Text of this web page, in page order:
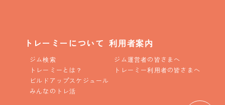
トレーミーについて
ジム検索
トレーミーとは？
ビルドアップスケジュール
みんなのトレ活
利用者案内
ジム運営者の皆さまへ
トレーミー利用者の皆さまへ